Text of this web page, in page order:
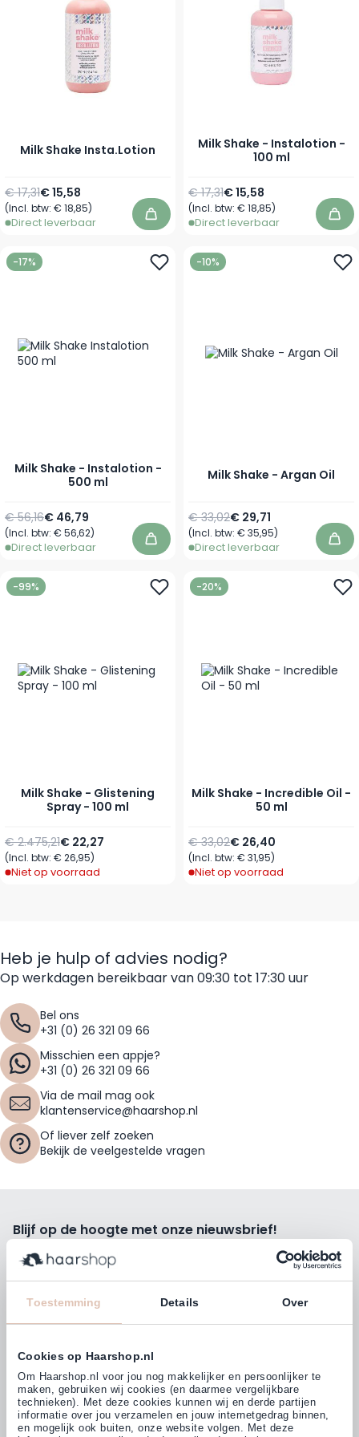
Toestemming Details Over
Cookies op Haarshop.nl
Om Haarshop.nl voor jou nog makkelijker en persoonlijker te
maken, gebruiken wij cookies (en daarmee vergelijkbare
technieken). Met deze cookies kunnen wij en derde partijen
informatie over jou verzamelen en jouw internetgedrag binnen,
en mogelijk ook buiten, onze website volgen. Met deze
Milk Shake Insta.Lotion
Vanaf
€ 15,58
Normale prijs
€ 17,31
(Incl. btw: € 18,85)
Direct leverbaar In winkelwagen
Milk Shake - Instalotion -
100 ml
Speciale prijs
€ 15,58
Normale prijs
€ 17,31
(Incl. btw: € 18,85)
Direct leverbaar In
-17%
Milk Shake - Instalotion -
500 ml
Speciale prijs
€ 46,79
Normale prijs
€ 56,16
(Incl. btw: € 56,62)
Direct leverbaar In winkelwagen
-10%
Milk Shake - Argan Oil
Vanaf
€ 29,71
Normale prijs
€ 33,02
(Incl. btw: € 35,95)
Direct leverbaar In
-99%
Milk Shake - Glistening
Spray - 100 ml
Speciale prijs
€ 22,27
Normale prijs
€ 2.475,21
(Incl. btw: € 26,95)
Niet op voorraad
-20%
Milk Shake - Incredible Oil -
50 ml
Speciale prijs
€ 26,40
Normale prijs
€ 33,02
(Incl. btw: € 31,95)
Niet op voorraad
Heb je hulp of advies nodig?
Op werkdagen bereikbaar van 09:30 tot 17:30 uur
Bel ons
+31 (0) 26 321 09 66
Misschien een appje?
+31 (0) 26 321 09 66
Via de mail mag ook
klantenservice@haarshop.nl
Of liever zelf zoeken
Bekijk de veelgestelde vragen
Blijf op de hoogte met onze nieuwsbrief!
Ontvang wekelijks de beste kortingsacties, tips en nieuws
rechtstreeks in jou e-mailbox.
E-mailadres
Inschrijven
Volg ons
Klanten beoordelen ons met